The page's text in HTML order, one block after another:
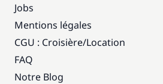
Jobs
Mentions légales
CGU : Croisière/Location
FAQ
Notre Blog